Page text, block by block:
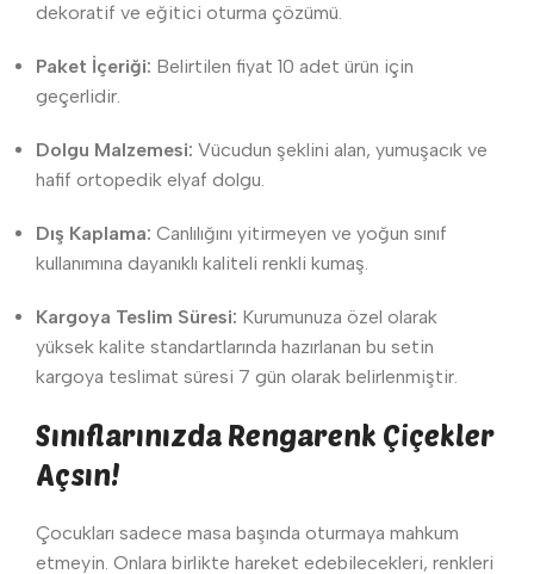
dekoratif ve eğitici oturma çözümü.
Paket İçeriği: Belirtilen fiyat 10 adet ürün için
geçerlidir.
Dolgu Malzemesi: Vücudun şeklini alan, yumuşacık ve
hafif ortopedik elyaf dolgu.
Dış Kaplama: Canlılığını yitirmeyen ve yoğun sınıf
kullanımına dayanıklı kaliteli renkli kumaş.
Kargoya Teslim Süresi: Kurumunuza özel olarak
yüksek kalite standartlarında hazırlanan bu setin
kargoya teslimat süresi 7 gün olarak belirlenmiştir.
Sınıflarınızda Rengarenk Çiçekler
Açsın!
Çocukları sadece masa başında oturmaya mahkum
etmeyin. Onlara birlikte hareket edebilecekleri, renkleri